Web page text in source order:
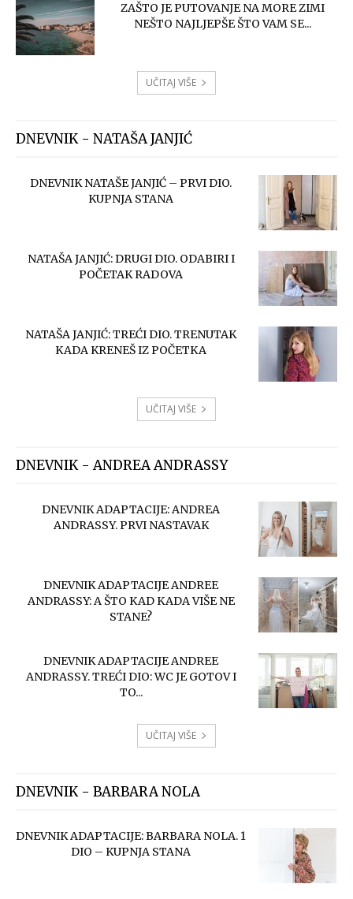
ZAŠTO JE PUTOVANJE NA MORE ZIMI
NEŠTO NAJLJEPŠE ŠTO VAM SE...
UČITAJ VIŠE
DNEVNIK - NATAŠA JANJIĆ
DNEVNIK NATAŠE JANJIĆ – PRVI DIO.
KUPNJA STANA
NATAŠA JANJIĆ: DRUGI DIO. ODABIRI I
POČETAK RADOVA
NATAŠA JANJIĆ: TREĆI DIO. TRENUTAK
KADA KRENEŠ IZ POČETKA
UČITAJ VIŠE
DNEVNIK - ANDREA ANDRASSY
DNEVNIK ADAPTACIJE: ANDREA
ANDRASSY. PRVI NASTAVAK
DNEVNIK ADAPTACIJE ANDREE
ANDRASSY: A ŠTO KAD KADA VIŠE NE
STANE?
DNEVNIK ADAPTACIJE ANDREE
ANDRASSY. TREĆI DIO: WC JE GOTOV I
TO...
UČITAJ VIŠE
DNEVNIK - BARBARA NOLA
DNEVNIK ADAPTACIJE: BARBARA NOLA. 1
DIO – KUPNJA STANA